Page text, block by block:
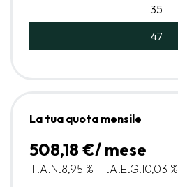
35
47
La tua quota mensile
508,18 €/ mese
T.A.N.8,95 % T.A.E.G.10,03 %